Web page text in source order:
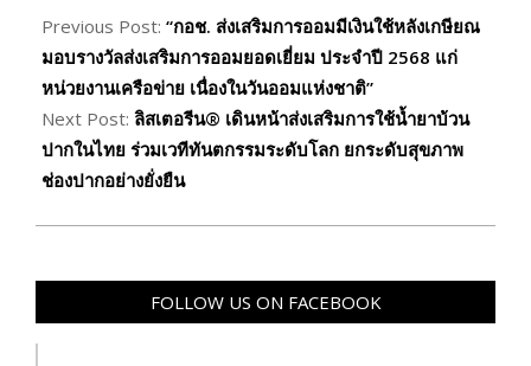
10-
31
Previous Post: “กอช. ส่งเสริมการออมมีเงินใช้หลังเกษียณ
มอบรางวัลส่งเสริมการออมยอดเยี่ยม ประจำปี 2568 แก่
หน่วยงานเครือข่าย เนื่องในวันออมแห่งชาติ”
Next Post: ลิสเตอรีน® เดินหน้าส่งเสริมการใช้น้ำยาบ้วน
ปากในไทย ร่วมเวทีทันตกรรมระดับโลก ยกระดับสุขภาพ
ช่องปากอย่างยั่งยืน
FOLLOW US ON FACEBOOK